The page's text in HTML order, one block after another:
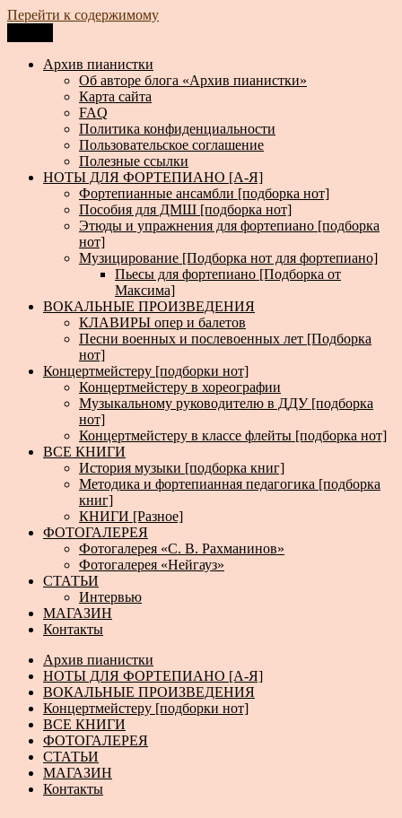
Перейти к содержимому
Архив пианистки
Всё для пианистов: ноты, книги, музыка, статьи…
Архив пианистки
Об авторе блога «Архив пианистки»
Карта сайта
FAQ
Политика конфиденциальности
Пользовательское соглашение
Полезные ссылки
НОТЫ ДЛЯ ФОРТЕПИАНО [А-Я]
Фортепианные ансамбли [подборка нот]
Пособия для ДМШ [подборка нот]
Этюды и упражнения для фортепиано [подборка
нот]
Музицирование [Подборка нот для фортепиано]
Пьесы для фортепиано [Подборка от
Максима]
ВОКАЛЬНЫЕ ПРОИЗВЕДЕНИЯ
КЛАВИРЫ опер и балетов
Песни военных и послевоенных лет [Подборка
нот]
Концертмейстеру [подборки нот]
Концертмейстеру в хореографии
Музыкальному руководителю в ДДУ [подборка
нот]
Концертмейстеру в классе флейты [подборка нот]
ВСЕ КНИГИ
История музыки [подборка книг]
Методика и фортепианная педагогика [подборка
книг]
КНИГИ [Разное]
ФОТОГАЛЕРЕЯ
Фотогалерея «С. В. Рахманинов»
Фотогалерея «Нейгауз»
СТАТЬИ
Интервью
МАГАЗИН
Контакты
Архив пианистки
НОТЫ ДЛЯ ФОРТЕПИАНО [А-Я]
ВОКАЛЬНЫЕ ПРОИЗВЕДЕНИЯ
Концертмейстеру [подборки нот]
ВСЕ КНИГИ
ФОТОГАЛЕРЕЯ
СТАТЬИ
МАГАЗИН
Контакты